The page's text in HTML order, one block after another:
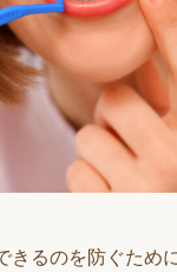
きるのを防ぐため